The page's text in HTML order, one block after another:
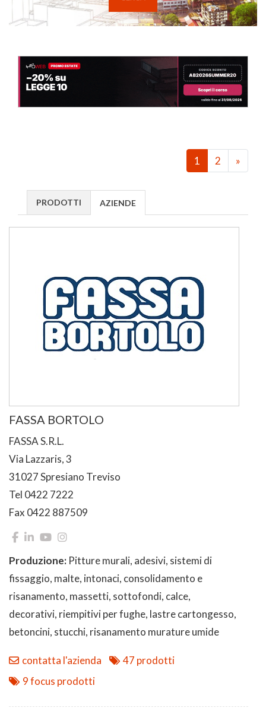
1 2 »
PRODOTTI AZIENDE
FASSA BORTOLO
FASSA S.R.L.
Via Lazzaris, 3
31027 Spresiano Treviso
Tel 0422 7222
Fax 0422 887509
Produzione: Pitture murali, adesivi, sistemi di
fissaggio, malte, intonaci, consolidamento e
risanamento, massetti, sottofondi, calce,
decorativi, riempitivi per fughe, lastre cartongesso,
betoncini, stucchi, risanamento murature umide
contatta l'azienda
47 prodotti
9 focus prodotti